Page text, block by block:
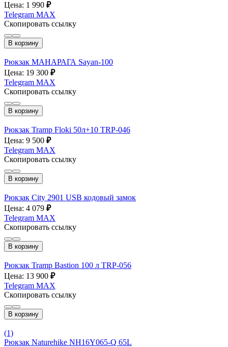
Цена: 1 990 ₽
Telegram MAX
Скопировать ссылку
В корзину
Рюкзак МАНАРАГА Sayan-100
Цена: 19 300 ₽
Telegram MAX
Скопировать ссылку
В корзину
Рюкзак Tramp Floki 50л+10 TRP-046
Цена: 9 500 ₽
Telegram MAX
Скопировать ссылку
В корзину
Рюкзак City 2901 USB кодовый замок
Цена: 4 079 ₽
Telegram MAX
Скопировать ссылку
В корзину
Рюкзак Tramp Bastion 100 л TRP-056
Цена: 13 900 ₽
Telegram MAX
Скопировать ссылку
В корзину
(1)
Рюкзак Naturehike NH16Y065-Q 65L